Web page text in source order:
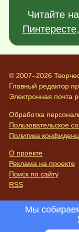
Читайте
Пинтересте
© 2007–2026
Главный редактор
Электронная почта
Обработка
Пользовательское
Политика
О проекте
Реклама на проекте
Поиск по сайту
RSS
Мы